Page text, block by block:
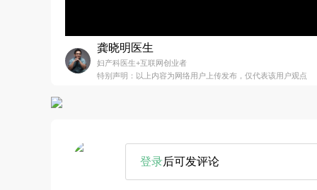
龚晓明医生
妇产科医生+互联网创业者
特别声明：以上内容为网络用户上传发布，仅代表该用户观点
登录后可发评论